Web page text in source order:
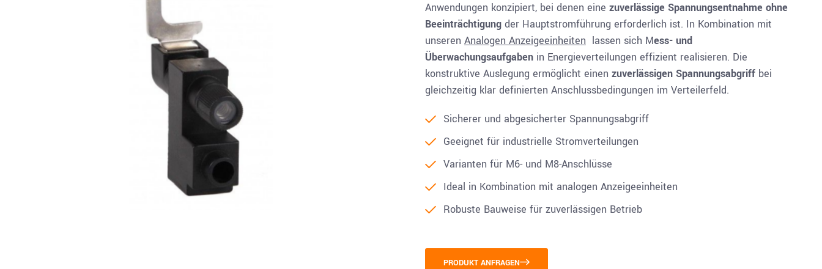
Anwendungen konzipiert, bei denen eine zuverlässige Spannungsentnahme ohne
Beeinträchtigungder Hauptstromführung erforderlich ist. In Kombination mit
unseren Analogen Anzeigeeinheiten lassen sich Mess- und
Überwachungsaufgabenin Energieverteilungen effizient realisieren. Die
konstruktive Auslegung ermöglicht einen zuverlässigen Spannungsabgriffbei
gleichzeitig klar definierten Anschlussbedingungen im Verteilerfeld.
Sicherer und abgesicherter Spannungsabgriff
Geeignet für industrielle Stromverteilungen
Varianten für M6- und M8-Anschlüsse
Ideal in Kombination mit analogen Anzeigeeinheiten
Robuste Bauweise für zuverlässigen Betrieb
PRODUKT ANFRAGEN